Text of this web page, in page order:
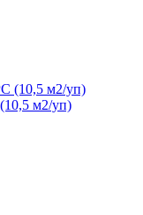
м2/уп)